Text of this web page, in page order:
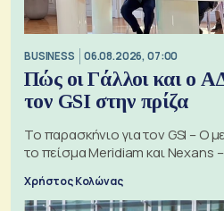
BUSINESS 06.08.2026, 07:00
Πώς οι Γάλλοι και ο
τον GSI στην πρίζα
Το παρασκήνιο για τον GSI – Ο
το πείσμα Meridiam και
Χρήστος Κολώνας